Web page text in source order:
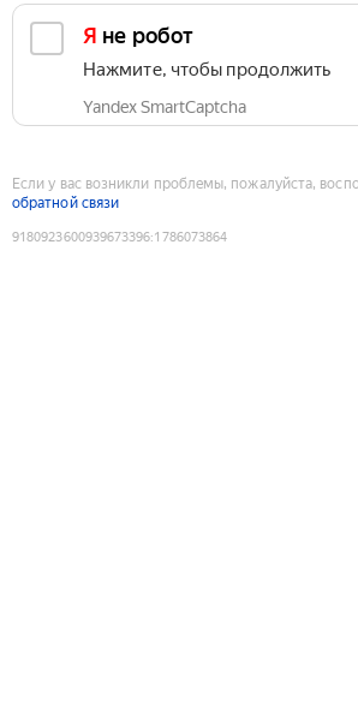
Я не робот
Нажмите, чтобы продолжить
Yandex SmartCaptcha
Если у вас возникли проблемы, пожалуйста,
обратной связи
9180923600939673396:1786073864